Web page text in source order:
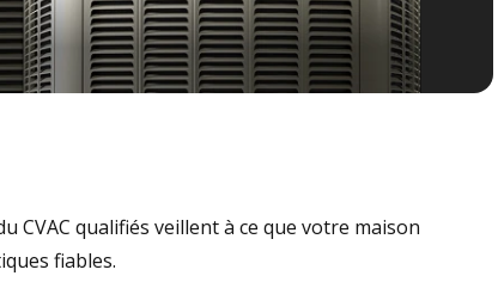
CVAC qualifiés veillent à ce que votre maison
fiables.